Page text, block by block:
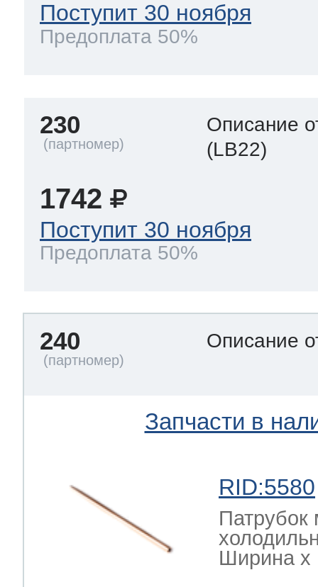
Поступит 30 ноября
Предоплата 50%
230
Описание
(LB22)
1742
Поступит 30 ноября
Предоплата 50%
240 Описание
Запчасти в
RID:5580
Патрубок
Ширина х